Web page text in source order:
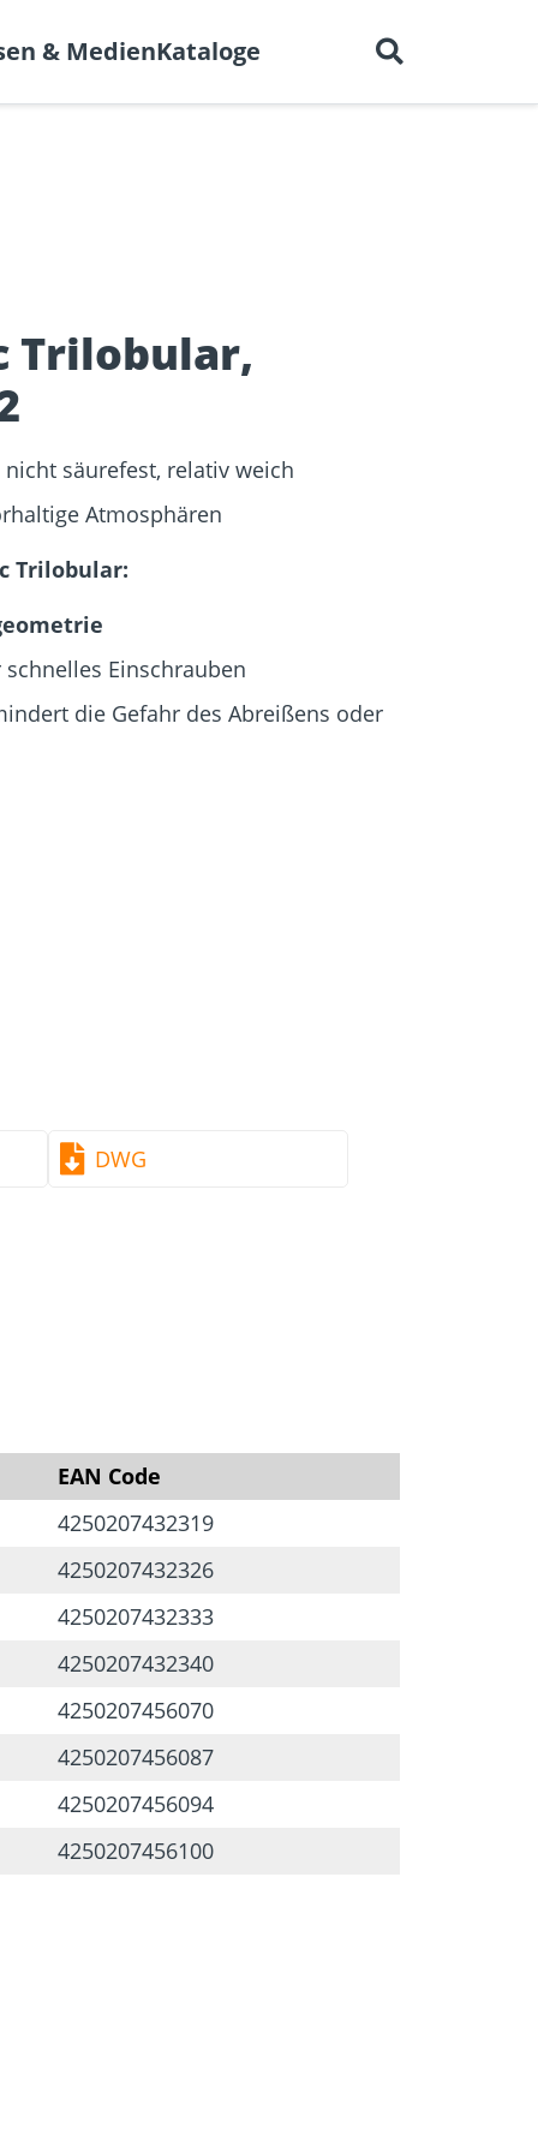
Deutsch
& MedienKataloge
Trilobular,
säurefest, relativ weich
Atmosphären
Trilobular:
Einschrauben
die Gefahr des Abreißens oder
für zusätzlichen Halt der
des Abreißens der Schraube beim
des Holzes
des Abscherens der Schraube
DWG
EAN Code
4250207432319
4250207432326
4250207432333
4250207432340
4250207456070
4250207456087
4250207456094
4250207456100